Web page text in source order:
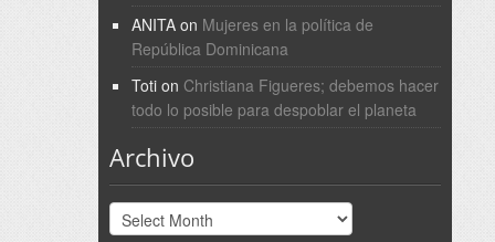
ANITAon Mujeres en la política de
República Dominicana
Totion Christiana Figueres; debemos hacer
todo lo posible para despoblar el planeta
Archivo
Archivo